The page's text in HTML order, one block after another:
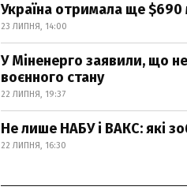
Україна отримала ще
23 ЛИПНЯ, 14:00
У Міненерго заявили, що
воєнного стану
22 ЛИПНЯ, 19:37
Не лише НАБУ і ВАКС: які
22 ЛИПНЯ, 16:30